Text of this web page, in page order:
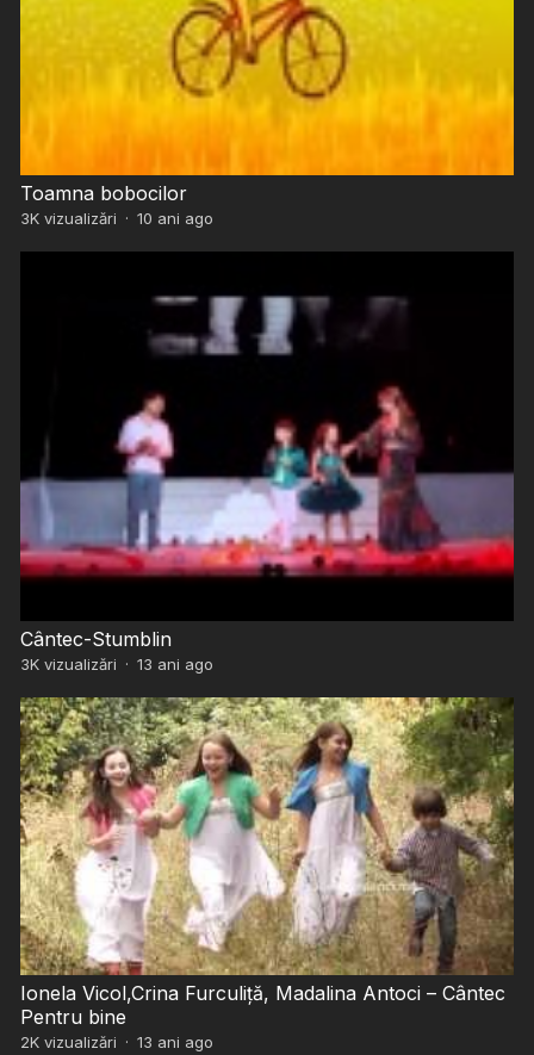
Toamna bobocilor
3Kvizualizări · 10 ani ago
Cântec-Stumblin
3Kvizualizări · 13 ani ago
Ionela Vicol,Crina Furculiță, Madalina Antoci – Cântec
Pentru bine
2Kvizualizări · 13 ani ago